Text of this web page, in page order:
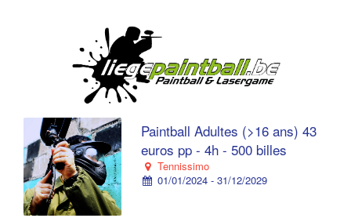
Paintball Adultes (>16 ans) 43
euros pp - 4h - 500 billes
Tennissimo
01/01/2024 - 31/12/2029